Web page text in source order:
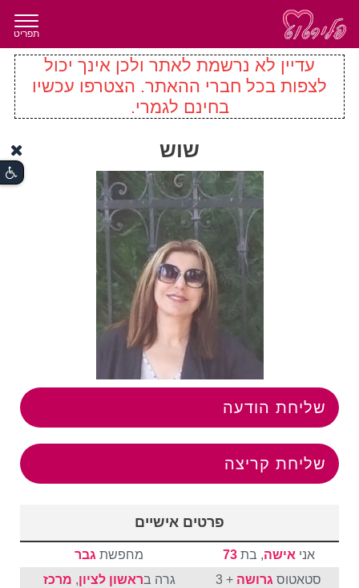
תפריט
עדיין לא נרשמת לאתר ולכן אינך יכול
לצפות בכל חברי ההאתר. הצטרפו עכשיו
בחינם לגמרי.
שוש
שליחת הודעה
שליחת קריצה
פרטים אישיים
אני אישה, בת73 מחפשת גבר
סטאטוס גרושה + 3 גרה בראשון לציון, מרכז